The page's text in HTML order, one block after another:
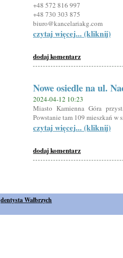
+48 572 816 997
+48 730 303 875
biuro@kancelariakg.com
czytaj więcej... (kliknij)
dodaj komentarz
Nowe osiedle na ul.
2024-04-12 10:23
Miasto Kamienna Góra
Powstanie tam 109 mieszkań w
czytaj więcej... (kliknij)
dodaj komentarz
dentysta Wałbrzych